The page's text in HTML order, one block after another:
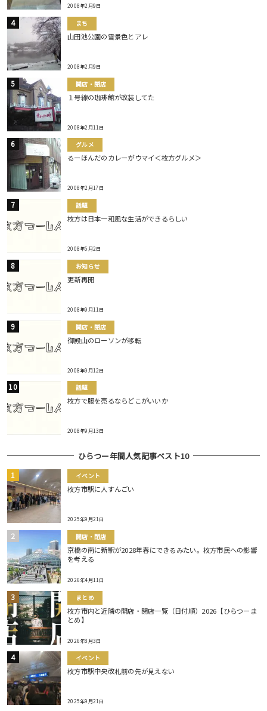
2008年2月9日
まち
山田池公園の雪景色とアレ
2008年2月9日
開店・閉店
１号線の珈琲館が改装してた
2008年2月11日
グルメ
るーほんだのカレーがウマイ＜枚方グルメ＞
2008年2月17日
話題
枚方は日本一和風な生活ができるらしい
2008年5月2日
お知らせ
更新再開
2008年9月11日
開店・閉店
御殿山のローソンが移転
2008年9月12日
話題
枚方で服を売るならどこがいいか
2008年9月13日
ひらつー年間人気記事ベスト10
イベント
枚方市駅に人すんごい
2025年9月21日
開店・閉店
京橋の南に新駅が2028年春にできるみたい。枚方市民への影響
を考える
2026年4月11日
まとめ
枚方市内と近隣の開店・閉店一覧（日付順）2026【ひらつーま
とめ】
2026年8月3日
イベント
枚方市駅中央改札前の先が見えない
2025年9月21日